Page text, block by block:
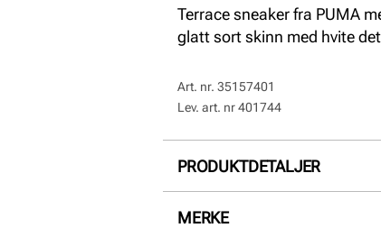
Terrace sneaker fra PUMA
glatt sort skinn med hvite
Art. nr. 35157401
Lev. art. nr401744
PRODUKTDETALJER
Overdel:
MERKE